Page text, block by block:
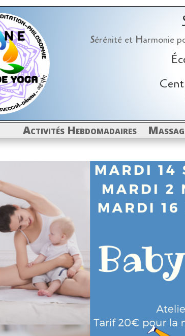
Sérénité et Harmonie
Activités Hebdomadaires